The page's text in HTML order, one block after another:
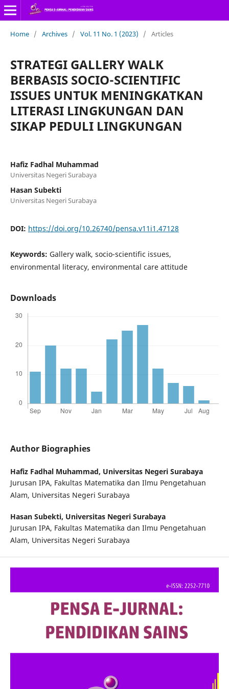
Home / Archives / Vol. 11 No. 1 (2023) / Articles
STRATEGI GALLERY WALK
BERBASIS SOCIO-SCIENTIFIC
ISSUES UNTUK MENINGKATKAN
LITERASI LINGKUNGAN DAN
SIKAP PEDULI LINGKUNGAN
Hafiz Fadhal Muhammad
Universitas Negeri Surabaya
Hasan Subekti
Universitas Negeri Surabaya
DOI: https://doi.org/10.26740/pensa.v11i1.47128
Keywords: Gallery walk, socio-scientific issues,
environmental literacy, environmental care attitude
Downloads
Author Biographies
Hafiz Fadhal Muhammad, Universitas Negeri Surabaya
Jurusan IPA, Fakultas Matematika dan Ilmu Pengetahuan
Alam, Universitas Negeri Surabaya
Hasan Subekti, Universitas Negeri Surabaya
Jurusan IPA, Fakultas Matematika dan Ilmu Pengetahuan
Alam, Universitas Negeri Surabaya